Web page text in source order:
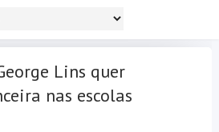
Lins quer
nas escolas